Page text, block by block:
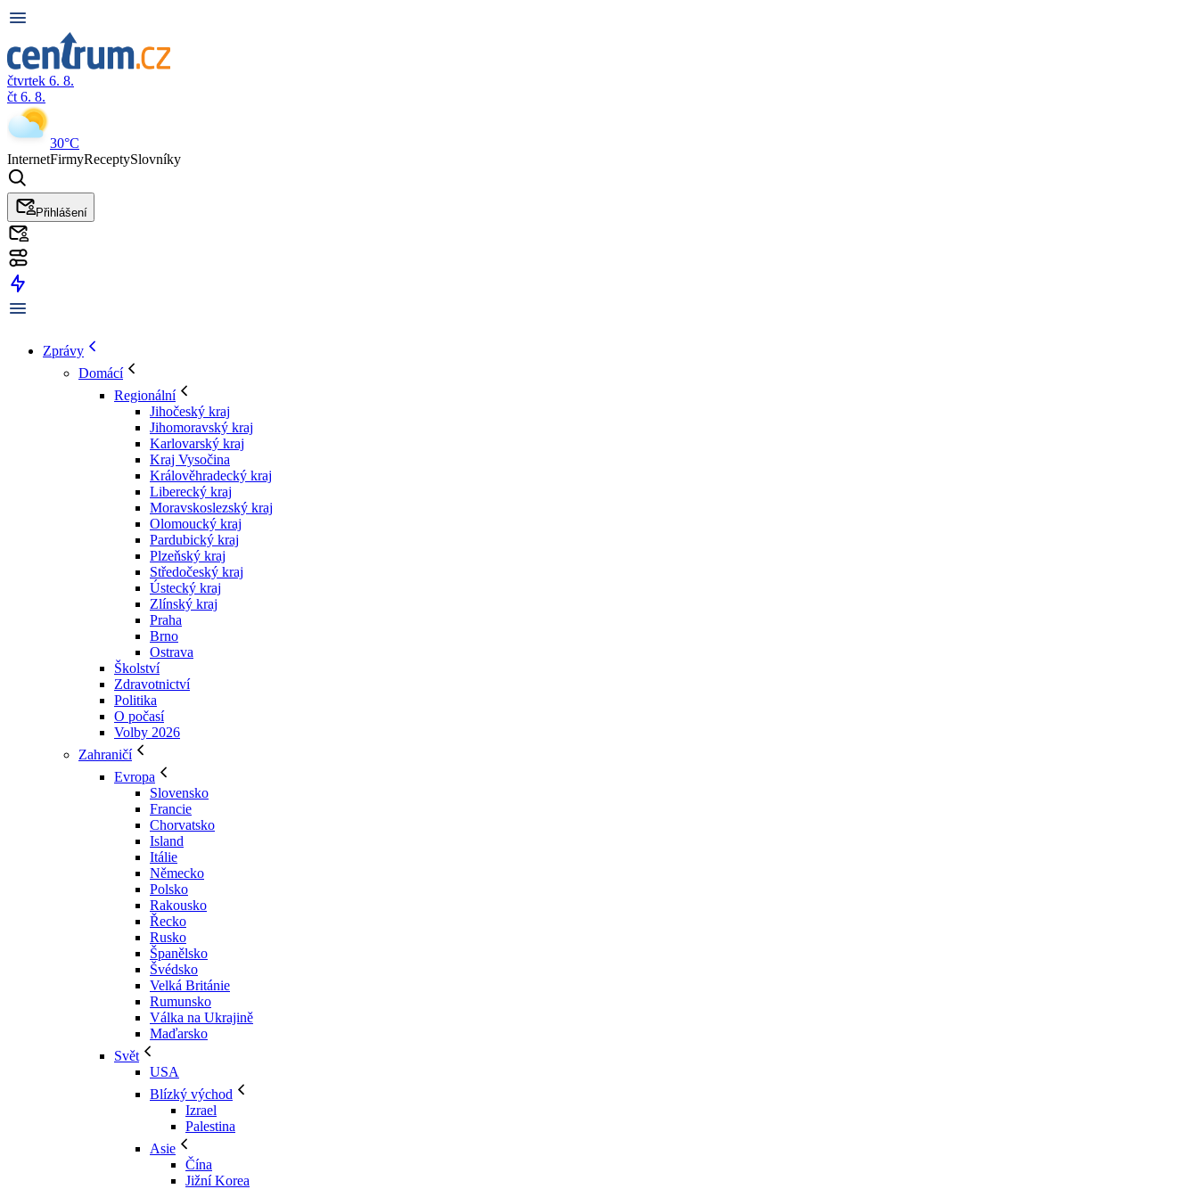
čtvrtek 6. 8.
čt 6. 8.
30°C
InternetFirmyReceptySlovníky
Přihlášení
Zprávy
Domácí
Regionální
Jihočeský kraj
Jihomoravský kraj
Karlovarský kraj
Kraj Vysočina
Králověhradecký kraj
Liberecký kraj
Moravskoslezský kraj
Olomoucký kraj
Pardubický kraj
Plzeňský kraj
Středočeský kraj
Ústecký kraj
Zlínský kraj
Praha
Brno
Ostrava
Školství
Zdravotnictví
Politika
O počasí
Volby 2026
Zahraničí
Evropa
Slovensko
Francie
Chorvatsko
Island
Itálie
Německo
Polsko
Rakousko
Řecko
Rusko
Španělsko
Švédsko
Velká Británie
Rumunsko
Válka na Ukrajině
Maďarsko
Svět
USA
Blízký východ
Izrael
Palestina
Asie
Čína
Jižní Korea